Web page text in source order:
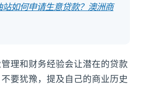
站如何申请生意贷款？澳洲商
理和财务经验会让潜在的贷款
要犹豫，提及自己的商业历史